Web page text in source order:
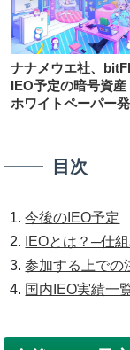
ナナメウエ社、
IEO予定の暗号資産
ホワイトペーパー
目次
今後のIEO予定
IEOとは？─仕
参加する上での
国内IEO実績一